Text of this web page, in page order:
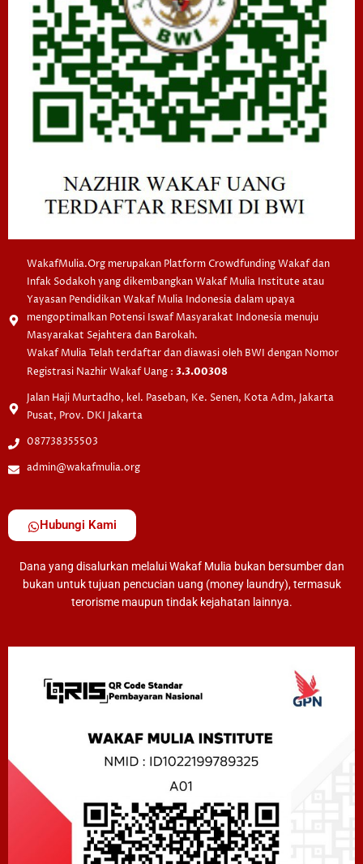
WakafMulia.Org merupakan Platform Crowdfunding Wakaf dan
Infak Sodakoh yang dikembangkan Wakaf Mulia Institute atau
Yayasan Pendidikan Wakaf Mulia Indonesia dalam upaya
mengoptimalkan Potensi Iswaf Masyarakat Indonesia menuju
Masyarakat Sejahtera dan Barokah.
Wakaf Mulia Telah terdaftar dan diawasi oleh BWI dengan Nomor
Registrasi Nazhir Wakaf Uang : 3.3.00308
Jalan Haji Murtadho, kel. Paseban, Ke. Senen, Kota Adm, Jakarta
Pusat, Prov. DKI Jakarta
087738355503
admin@wakafmulia.org
Hubungi Kami
Dana yang disalurkan melalui Wakaf Mulia bukan bersumber dan
bukan untuk tujuan pencucian uang (money laundry), termasuk
terorisme maupun tindak kejahatan lainnya.